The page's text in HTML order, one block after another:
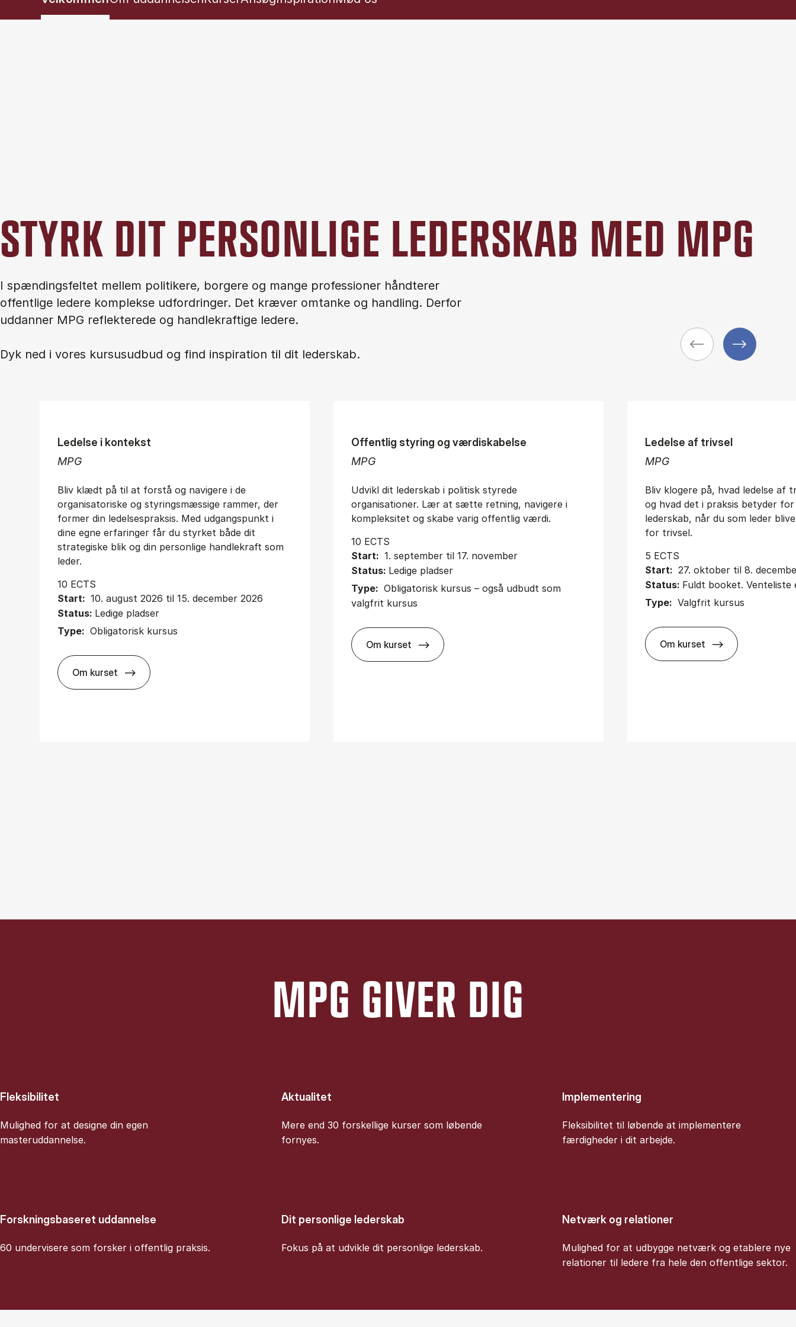
STYRK DIT PERSONLIGE LEDERSKAB MED MPG
I spændingsfeltet mellem politikere, borgere og mange professioner håndterer
offentlige ledere komplekse udfordringer. Det kræver omtanke og handling. Derfor
uddanner MPG reflekterede og handlekraftige ledere.
Dyk ned i vores kursusudbud og find inspiration til dit lederskab.
MPG
Ledelse i kontekst
Bliv klædt på til at forstå og navigere i de
organisatoriske og styringsmæssige rammer, der
former din ledelsespraksis. Med udgangspunkt i
dine egne erfaringer får du styrket både dit
strategiske blik og din personlige handlekraft som
leder.
10 ECTS
Start: 10. august 2026 til 15. december 2026
Status: Ledige pladser
Type: Obligatorisk kursus
Om kurset
MPG
Offentlig styring og værdiskabelse
Udvikl dit lederskab i politisk styrede
organisationer. Lær at sætte retning, navigere i
kompleksitet og skabe varig offentlig værdi.
10 ECTS
Start: 1. september til 17. november
Status: Ledige pladser
Type: Obligatorisk kursus – også udbudt som
valgfrit kursus
Om kurset
MPG
Ledelse af trivsel
Bliv klogere på, hvad ledelse af
og hvad det i praksis betyder
lederskab, når du som leder
for trivsel.
5 ECTS
Start: 27. oktober til 8.
Status: Fuldt booket. Venteliste
Type: Valgfrit kursus
Om kurset
MPG GIVER DIG
Fleksibilitet
Mulighed for at designe din egen
masteruddannelse.
Aktualitet
Mere end 30 forskellige kurser som løbende
fornyes.
Implementering
Fleksibilitet til løbende at implementere
færdigheder i dit arbejde.
Forskningsbaseret uddannelse
60 undervisere som forsker i offentlig praksis.
Dit personlige lederskab
Fokus på at udvikle dit personlige lederskab.
Netværk og relationer
Mulighed for at udbygge netværk og etablere nye
relationer til ledere fra hele den offentlige sektor.